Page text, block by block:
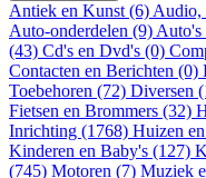
Antiek en Kunst (6) Audio,
Auto-onderdelen (9) Auto's
(43) Cd's en Dvd's (0)
Contacten en Berichten (0)
Toebehoren (72) Diversen
Fietsen en Brommers (32)
Inrichting (1768) Huizen
Kinderen en Baby's (127)
(745) Motoren (7) Muziek